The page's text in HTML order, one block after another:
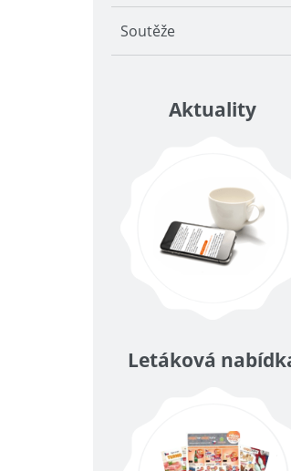
Soutěže
Aktuality
Letáková